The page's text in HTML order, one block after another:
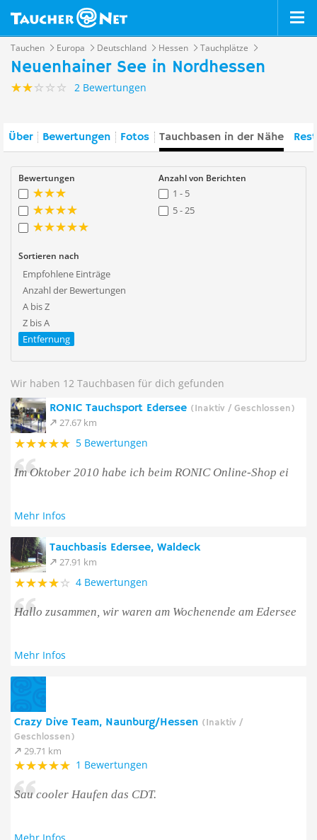
Tauchen Europa Deutschland Hessen Tauchplätze
Neuenhainer See in Nordhessen
2 Bewertungen
Über Bewertungen Fotos Tauchbasen in der Nähe
Bewertungen Anzahl von Berichten
1 - 5
5 - 25
Sortieren nach
Empfohlene Einträge
Anzahl der Bewertungen
A bis Z
Z bis A
Entfernung
Wir haben 12 Tauchbasen für dich gefunden
RONIC Tauchsport Edersee (Inaktiv / Geschlossen)
27.67 km
5 Bewertungen
Im Oktober 2010 habe ich beim RONIC Online-Shop ei
Mehr Infos
Tauchbasis Edersee, Waldeck
27.91 km
4 Bewertungen
Hallo zusammen, wir waren am Wochenende am Edersee
Mehr Infos
Crazy Dive Team, Naunburg/Hessen (Inaktiv /
Geschlossen)
29.71 km
1 Bewertungen
Sau cooler Haufen das CDT.